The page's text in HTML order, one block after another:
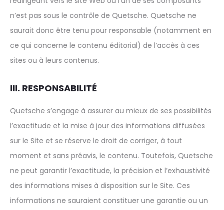
n’est pas sous le contrôle de Quetsche. Quetsche ne
saurait donc être tenu pour responsable (notamment en
ce qui concerne le contenu éditorial) de l’accès à ces
sites ou à leurs contenus.
III. RESPONSABILITÉ
Quetsche s’engage à assurer au mieux de ses possibilités
l’exactitude et la mise à jour des informations diffusées
sur le Site et se réserve le droit de corriger, à tout
moment et sans préavis, le contenu. Toutefois, Quetsche
ne peut garantir l’exactitude, la précision et l’exhaustivité
des informations mises à disposition sur le Site. Ces
informations ne sauraient constituer une garantie ou un